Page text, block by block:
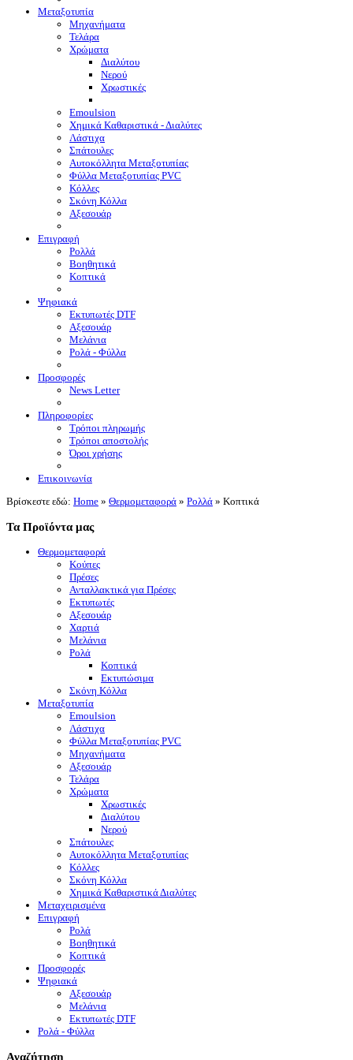
Μεταξοτυπία
Μηχανήματα
Τελάρα
Χρώματα
Διαλύτου
Νερού
Χρωστικές
Emoulsion
Χημικά Καθαριστικά - Διαλύτες
Λάστιχα
Σπάτουλες
Αυτοκόλλητα Μεταξοτυπίας
Φύλλα Μεταξοτυπίας PVC
Κόλλες
Σκόνη Κόλλα
Αξεσουάρ
Επιγραφή
Ρολλά
Βοηθητικά
Κοπτικά
Ψηφιακά
Eκτυπωτές DTF
Αξεσουάρ
Μελάνια
Ρολά - Φύλλα
Προσφορές
News Letter
Πληροφορίες
Τρόποι πληρωμής
Τρόποι αποστολής
Όροι χρήσης
Επικοινωνία
Βρίσκεστε εδώ: Home » Θερμομεταφορά » Ρολλά » Κοπτικά
Τα Προϊόντα μας
Θερμομεταφορά
Κούπες
Πρέσες
Ανταλλακτικά για Πρέσες
Εκτυπωτές
Αξεσουάρ
Χαρτιά
Μελάνια
Ρολά
Κοπτικά
Εκτυπώσιμα
Σκόνη Κόλλα
Μεταξοτυπία
Emoulsion
Λάστιχα
Φύλλα Μεταξοτυπίας PVC
Μηχανήματα
Αξεσουάρ
Τελάρα
Χρώματα
Χρωστικές
Διαλύτου
Νερού
Σπάτουλες
Αυτοκόλλητα Μεταξοτυπίας
Κόλλες
Σκόνη Κόλλα
Χημικά Καθαριστικά Διαλύτες
Μεταχειρισμένα
Επιγραφή
Ρολά
Βοηθητικά
Κοπτικά
Προσφορές
Ψηφιακά
Αξεσουάρ
Μελάνια
Eκτυπωτές DTF
Ρολά - Φύλλα
Αναζήτηση